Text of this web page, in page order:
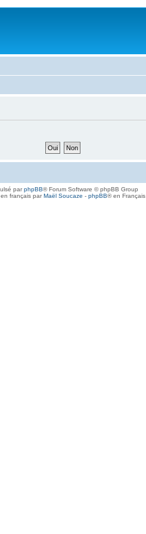
parphpBB® Forum Software © phpBB Group
français parMaël Soucaze - phpBB® en Français